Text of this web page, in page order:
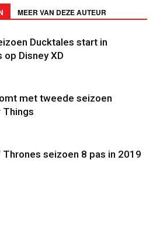
MEER VAN DEZE AUTEUR
Ducktales start in
op Disney XD
met tweede seizoen
Things
Thrones seizoen 8 pas in 2019